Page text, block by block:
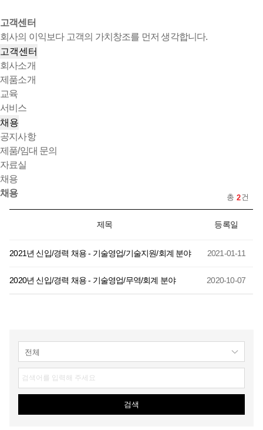
고객센터
회사의 이익보다 고객의 가치창조를 먼저 생각합니다.
고객센터
회사소개
제품소개
교육
서비스
채용
공지사항
제품/임대 문의
자료실
채용
채용
총 2건
제목 등록일
2021년 신입/경력 채용 - 기술영업/기술지원/회계 분야 2021-01-11
2020년 신입/경력 채용 - 기술영업/무역/회계 분야 2020-10-07